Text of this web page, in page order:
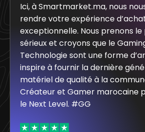
Ici, à Smartmarket.ma, nous
rendre votre expérience
exceptionnelle. Nous prenons le
sérieux et croyons que le
Technologie sont une forme
inspire à fournir la dernière
matériel de qualité à la
Créateur et Gamer marocaine
le Next Level. #GG